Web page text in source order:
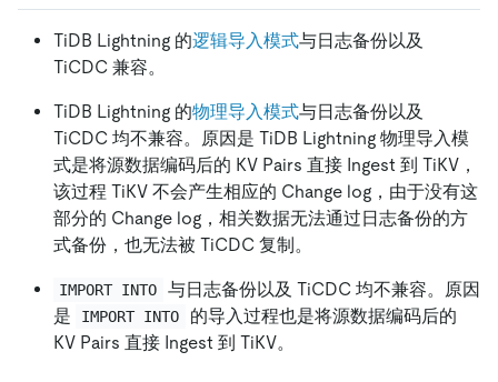
TiDB Lightning 的逻辑导入模式与日志备份以及
TiCDC 兼容。
TiDB Lightning 的物理导入模式与日志备份以及
TiCDC 均不兼容。原因是 TiDB Lightning 物理导入模
式是将源数据编码后的 KV Pairs 直接 Ingest 到 TiKV，
该过程 TiKV 不会产生相应的 Change log，由于没有这
部分的 Change log，相关数据无法通过日志备份的方
式备份，也无法被 TiCDC 复制。
IMPORT INTO
与日志备份以及 TiCDC 均不兼容。原因
是
IMPORT INTO
的导入过程也是将源数据编码后的
KV Pairs 直接 Ingest 到 TiKV。